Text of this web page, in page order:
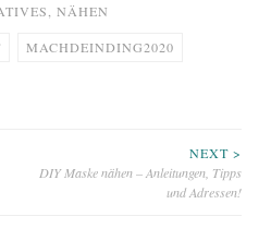
NÄHEN
MACHDEINDING2020
NEXT >
DIY Maske nähen – Anleitungen, Tipps
und Adressen!